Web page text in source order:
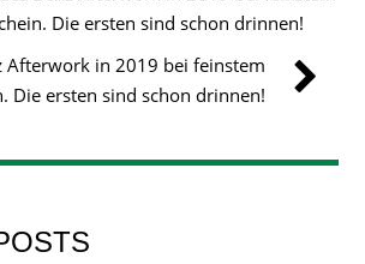
Die ersten sind schon drinnen!
Afterwork in 2019 bei feinstem
Die ersten sind schon drinnen!